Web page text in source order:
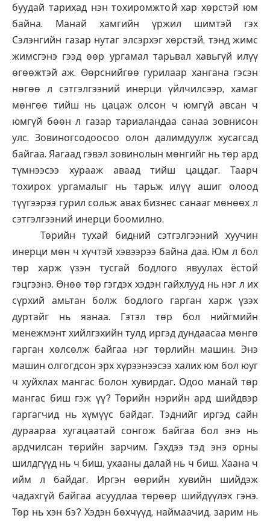
буудай тарихад нэн тохиромжтой хар хөрстэй юм
байна. Манай хамгийн үржил шимтэй гэх
Сэлэнгийн газар нутаг элсэрхэг хөрстэй, тэнд жимс
жимсгэнэ гээд өөр ургамал тарьвал хавьгүй илүү
өгөөжтэй аж. Өөрснийгөө гурилаар хангана гэсэн
нөгөө л сэтгэлгээний инерци үйлчилсээр, хамаг
мөнгөө тийш нь цацаж олсон ч юмгүй авсан ч
юмгүй бөөн л газар тариаландаа санаа зовнисон
улс. Зовиногсодоосоо олон далимдуулж хусагсад
байгаа. Яагаад гэвэл зовинолын мөнгийг нь төр ард
түмнээсээ хурааж аваад тийш цацдаг. Таарч
тохирох ургамалыг нь тарьж илүү ашиг олоод
түүгээрээ гурил сольж авах бизнес санааг мөнөөх л
сэтгэлгээний инерци боомилно.
Төрийн тухай бидний сэтгэлгээний хуучин
инерци мөн ч хүчтэй хэвээрээ байна даа. Юм л бол
төр харж үзэн тусгай бодлого явуулах ёстой
гэцгээнэ. Өнөө төр гэгдэх хэдэн гайхлууд нь нэг л их
сүрхий амьтан болж бодлого гарган харж үзэх
дуртайг нь яанаа. Гэтэл төр бол нийгмийн
менежмэнт хийлгэхийн тулд иргэд дундаасаа мөнгө
гарган хөлсөлж байгаа нэг төрлийн машин. Энэ
машин олгогдсон эрх хүрээнээсээ халих юм бол юуг
ч хуйхлах мангас болон хувирдаг. Одоо манай төр
мангас биш гэж үү? Төрийн нэрийн ард шийдвэр
гаргагчид нь хүмүүс байдаг. Тэднийг иргэд сайн
дураараа хугацаатай сонгож байгаа бол энэ нь
ардчилсан төрийн зарчим. Гэхдээ тэд энэ орны
шилдгүүд нь ч биш, ухааны далай нь ч биш. Хаана ч
ийм л байдаг. Иргэн өөрийн хувийн шийдэж
чадахгүй байгаа асуудлаа төрөөр шийдүүлэх гэнэ.
Төр нь хэн бэ? Хэдэн бөхчүүд, наймаачид, зарим нь